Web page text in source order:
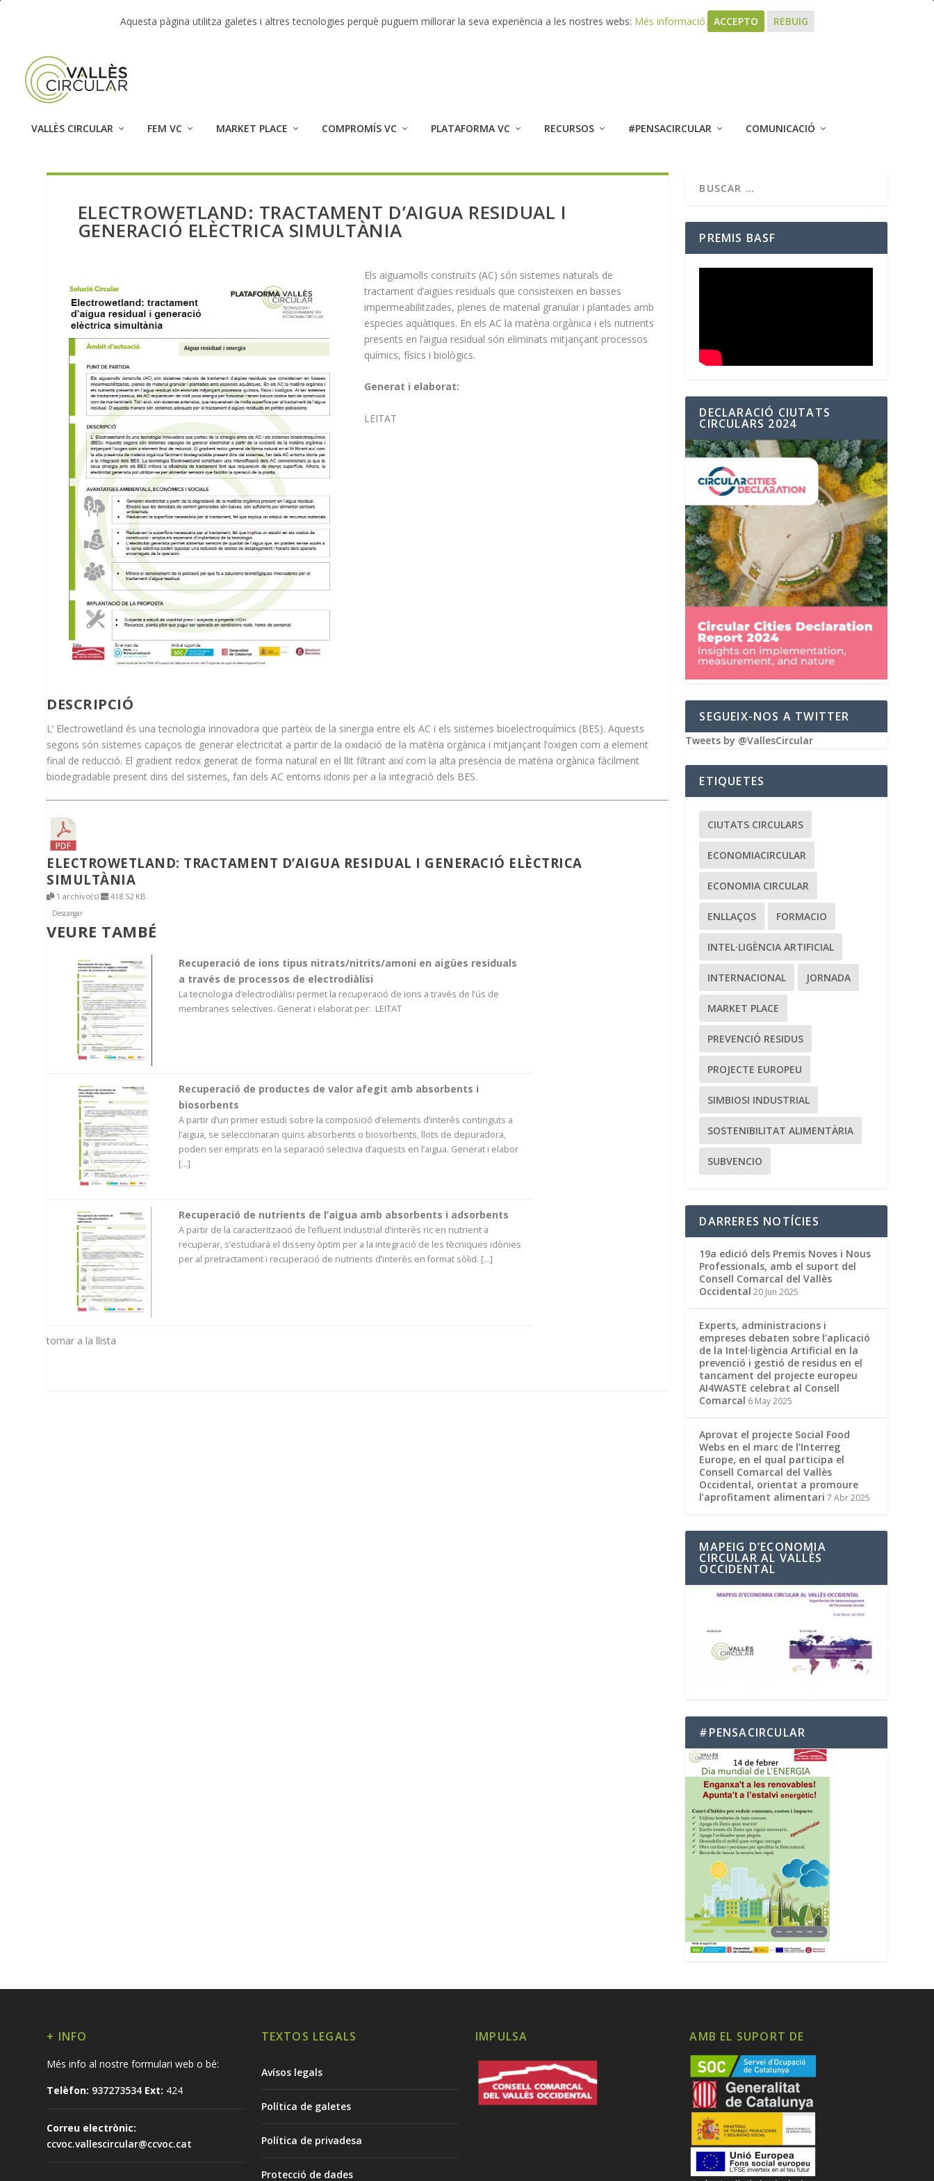
TENDENCIAS: Market Place – Jornada Vallès Circular 2017
VALLÈS CIRCULAR FEM VC MARKET PLACE COMPROMÍS VC PLATAFORMA VC RECURSOS #PENSACIRCULAR COMUNICACIÓ
ELECTROWETLAND: TRACTAMENT D’AIGUA RESIDUAL I
GENERACIÓ ELÈCTRICA SIMULTÀNIA
Els aiguamolls construïts (AC) són sistemes naturals de
tractament d’aigües residuals que consisteixen en basses
impermeabilitzades, plenes de material granular i plantades amb
especies aquàtiques. En els AC la matèria orgànica i els nutrients
presents en l’aigua residual són eliminats mitjançant processos
químics, físics i biològics.
Generat i elaborat:
LEITAT
DESCRIPCIÓ
L’ Electrowetland és una tecnologia innovadora que parteix de la sinergia entre els AC i els sistemes bioelectroquímics (BES). Aquests
segons són sistemes capaços de generar electricitat a partir de la oxidació de la matèria orgànica i mitjançant l’oxigen com a element
final de reducció. El gradient redox generat de forma natural en el llit filtrant així com la alta presència de matèria orgànica fàcilment
biodegradable present dins del sistemes, fan dels AC entorns idonis per a la integració dels BES.
ELECTROWETLAND: TRACTAMENT D’AIGUA RESIDUAL I GENERACIÓ ELÈCTRICA
SIMULTÀNIA
1 archivo(s) 418.52 KB
Descargar
VEURE TAMBÉ
Recuperació de ions tipus nitrats/nitrits/amoni en aigües residuals
a través de processos de electrodiàlisi
La tecnologia d’electrodiàlisi permet la recuperació de ions a través de l’ús de
membranes selectives. Generat i elaborat per: LEITAT
Recuperació de productes de valor afegit amb absorbents i
biosorbents
A partir d’un primer estudi sobre la composició d’elements d’interès continguts a
l’aigua, se seleccionaran quins absorbents o biosorbents, llots de depuradora,
poden ser emprats en la separació selectiva d’aquests en l’aigua. Generat i elabor
[...]
Recuperació de nutrients de l’aigua amb absorbents i adsorbents
A partir de la caracterització de l’efluent industrial d’interès ric en nutrient a
recuperar, s’estudiarà el disseny òptim per a la integració de les tècniques idònies
per al pretractament i recuperació de nutrients d’interès en format sòlid. [...]
tornar a la llista
PREMIS BASF
DECLARACIÓ CIUTATS
CIRCULARS 2024
SEGUEIX-NOS A TWITTER
Tweets by @VallesCircular
ETIQUETES
CIUTATS CIRCULARS
ECONOMIACIRCULAR
ECONOMIA CIRCULAR
ENLLAÇOS FORMACIO
INTEL·LIGÈNCIA ARTIFICIAL
INTERNACIONAL JORNADA
MARKET PLACE
PREVENCIÓ RESIDUS
PROJECTE EUROPEU
SIMBIOSI INDUSTRIAL
SOSTENIBILITAT ALIMENTÀRIA
SUBVENCIO
DARRERES NOTÍCIES
19a edició dels Premis Noves i Nous
Professionals, amb el suport del
Consell Comarcal del Vallès
Occidental 20 Jun 2025
Experts, administracions i
empreses debaten sobre l’aplicació
de la Intel·ligència Artificial en la
prevenció i gestió de residus en el
tancament del projecte europeu
AI4WASTE celebrat al Consell
Comarcal 6 May 2025
Aprovat el projecte Social Food
Webs en el marc de l’Interreg
Europe, en el qual participa el
Consell Comarcal del Vallès
Occidental, orientat a promoure
l’aprofitament alimentari 7 Abr 2025
MAPEIG D’ECONOMIA
CIRCULAR AL VALLÈS
OCCIDENTAL
#PENSACIRCULAR
+ INFO
Més info al nostre formulari web o bé:
Telèfon: 937273534 Ext: 424
Correu electrònic:
ccvoc.vallescircular@ccvoc.cat
TEXTOS LEGALS
Avísos legals
Política de galetes
Política de privadesa
Protecció de dades
IMPULSA AMB EL SUPORT DE
Aquesta pàgina utilitza galetes i altres tecnologies perquè puguem millorar la seva experiència a les nostres webs: Més informació. ACCEPTO REBUIG